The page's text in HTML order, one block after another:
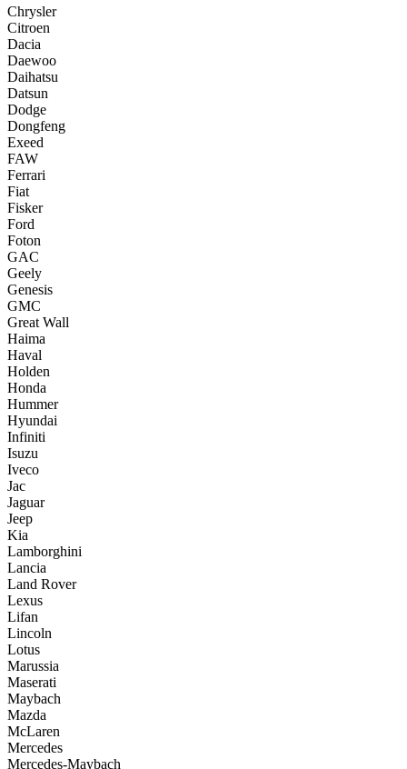
Chrysler
Citroen
Dacia
Daewoo
Daihatsu
Datsun
Dodge
Dongfeng
Exeed
FAW
Ferrari
Fiat
Fisker
Ford
Foton
GAC
Geely
Genesis
GMC
Great Wall
Haima
Haval
Holden
Honda
Hummer
Hyundai
Infiniti
Isuzu
Iveco
Jac
Jaguar
Jeep
Kia
Lamborghini
Lancia
Land Rover
Lexus
Lifan
Lincoln
Lotus
Marussia
Maserati
Maybach
Mazda
McLaren
Mercedes
Mercedes-Maybach